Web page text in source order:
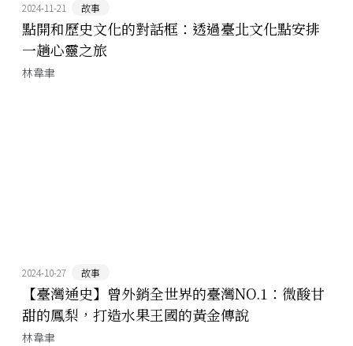
2024-11-21 故事
點開和歷史文化的對話框：透過臺北文化點安排
一趟心靈之旅
林韋聿
2024-10-27 故事
【臺灣通史】曾外銷全世界的臺灣NO.1：微酸甘
甜的鳳梨，打造水果王國的黃金傳說
林韋聿